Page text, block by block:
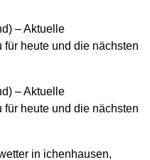
– Aktuelle
heute und die nächsten
– Aktuelle
heute und die nächsten
in ichenhausen,